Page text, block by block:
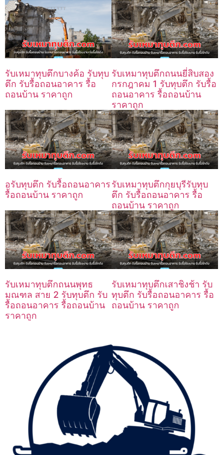
รับเหมาทุบตึกบางค้อ รับทุบ
ตึก รับรื้อถอนอาคาร รื้อ
ถอนบ้าน ราคาถูก
รับเหมาทุบตึกถนนยี่สิบสอง
กรกฎาคม 1 รับทุบตึก รับรื้อ
ถอนอาคาร รื้อถอนบ้าน
ราคาถูก
อรับทุบตึก รับรื้อถอนอาคาร
รื้อถอนบ้าน ราคาถูก
รับเหมาทุบตึกกุยบุรีรับทุบ
ตึก รับรื้อถอนอาคาร รื้อ
ถอนบ้าน ราคาถูก
รับเหมาทุบตึกถนนพุทธ
มณฑล สาย 2 รับทุบตึก รับ
รื้อถอนอาคาร รื้อถอนบ้าน
ราคาถูก
รับเหมาทุบตึกเสาชิงช้า รับ
ทุบตึก รับรื้อถอนอาคาร รื้อ
ถอนบ้าน ราคาถูก